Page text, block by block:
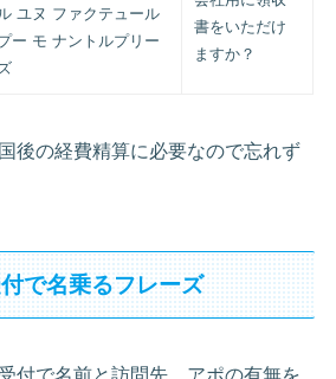
ユヌ ファクテュール
ー モ ナントルプリー
書をいただけ
ますか？
後の経費精算に必要なので忘れず
で名乗るフレーズ